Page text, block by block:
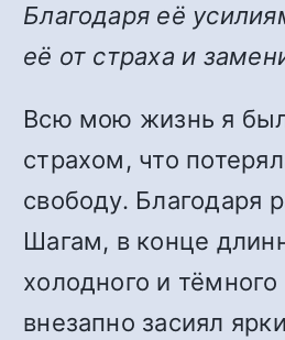
Благодаря её
её от страха и
Всю мою жизнь я
страхом, что
свободу. Благодаря
Шагам, в конце
холодного и тёмного
внезапно засиял